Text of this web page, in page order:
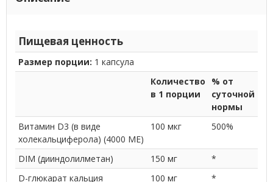
Пищевая ценность
Размер порции: 1 капсула
Количество
в 1 порции
% от
суточной
нормы
Витамин D3 (в виде
холекальциферола) (4000 МЕ)
100 мкг 500%
DIM (дииндолилметан) 150 мг
*
D-глюкарат кальция
100 мг
*